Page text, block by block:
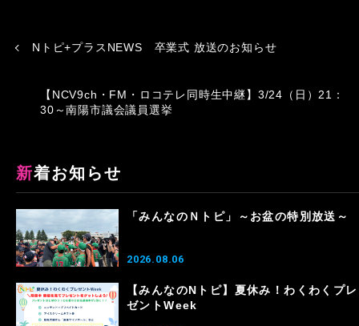
Nトピ+プラスNEWS 卒業式 放送のお知らせ
【NCV9ch・FM・ロコテレ同時生中継】3/24（日）21：
30～南陽市議会議員選挙
新着お知らせ
「みんなのＮトピ」～お盆の特別放送～
2026.08.06
【みんなのNトピ】夏休み！わくわくプレ
ゼントWeek